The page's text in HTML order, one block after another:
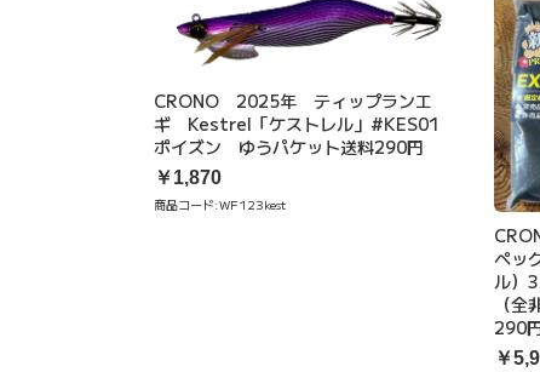
CRONO 2025年 ティップランエ
ギ Kestrel「ケストレル」#KES01
ポイズン ゆうパケット送料290円
￥1,870
商品コード:WF123kest
ペッ
ル）
（
290
￥